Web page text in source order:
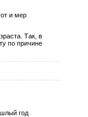
и мер
Так, в
по причине
год